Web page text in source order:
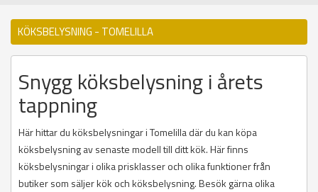
KÖKSBELYSNING - TOMELILLA
Snygg köksbelysning i årets
tappning
Här hittar du köksbelysningar i Tomelilla där du kan köpa
köksbelysning av senaste modell till ditt kök. Här finns
köksbelysningar i olika prisklasser och olika funktioner från
butiker som säljer kök och köksbelysning. Besök gärna olika